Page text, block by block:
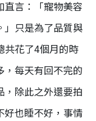
直言：「寵物美容
」只是為了品質與
共花了4個月的時
，每天有回不完的
，除此之外還要拍
好也睡不好，事情